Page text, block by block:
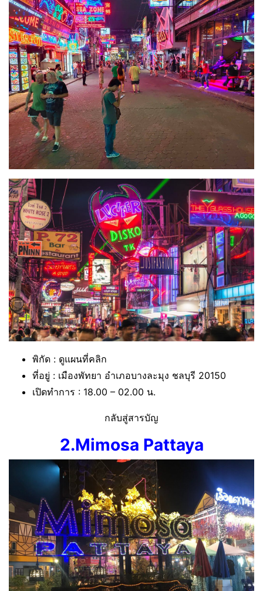
พิกัด : ดูแผนที่คลิก
ที่อยู่ : เมืองพัทยา อำเภอบางละมุง ชลบุรี 20150
เปิดทำการ : 18.00 – 02.00 น.
กลับสู่สารบัญ
2.Mimosa Pattaya